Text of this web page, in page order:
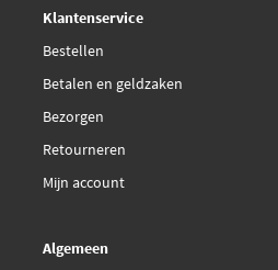
Klantenservice
Bestellen
Betalen en geldzaken
Bezorgen
Retourneren
Mijn account
Algemeen